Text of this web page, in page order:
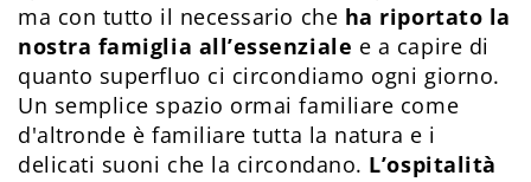
ma con tutto il necessario che ha riportato la
nostra famiglia all’essenziale e a capire di
quanto superfluo ci circondiamo ogni giorno.
Un semplice spazio ormai familiare come
d'altronde è familiare tutta la natura e i
delicati suoni che la circondano. L’ospitalità